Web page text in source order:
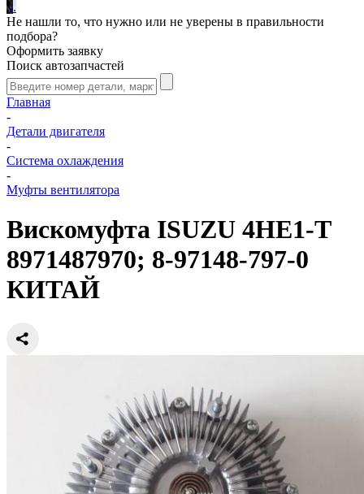
...
Не нашли то, что нужно или не уверены в правильности
подбора?
Оформить заявку
Поиск автозапчастей
Главная
-
Детали двигателя
-
Система охлаждения
-
Муфты вентилятора
Вискомуфта ISUZU 4HE1-T
8971487970; 8-97148-797-0
КИТАЙ